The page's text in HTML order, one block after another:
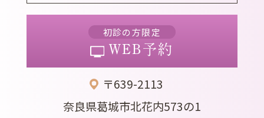
初診の方限定
WEB予約
〒639-2113
奈良県葛城市北花内573の1